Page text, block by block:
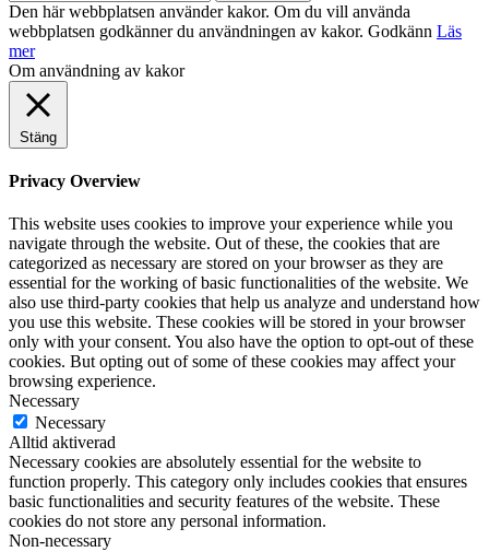
Den här webbplatsen använder kakor. Om du vill använda
webbplatsen godkänner du användningen av kakor. Godkänn Läs
mer
Om användning av kakor
Stäng
Privacy Overview
This website uses cookies to improve your experience while you
navigate through the website. Out of these, the cookies that are
categorized as necessary are stored on your browser as they are
essential for the working of basic functionalities of the website. We
also use third-party cookies that help us analyze and understand how
you use this website. These cookies will be stored in your browser
only with your consent. You also have the option to opt-out of these
cookies. But opting out of some of these cookies may affect your
browsing experience.
Necessary
Necessary
Alltid aktiverad
Necessary cookies are absolutely essential for the website to
function properly. This category only includes cookies that ensures
basic functionalities and security features of the website. These
cookies do not store any personal information.
Non-necessary